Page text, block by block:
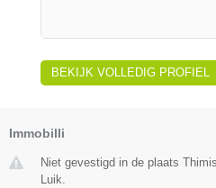
BEKIJK VOLLEDIG PROFIEL
Immobilli
Niet gevestigd in de plaats
Luik.